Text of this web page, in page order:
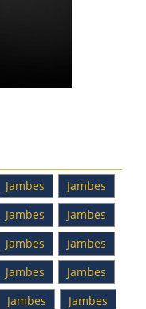
Jambes
Jambes
Jambes
Jambes
Jambes
Jambes
Jambes
Jambes
Jambes
Jambes